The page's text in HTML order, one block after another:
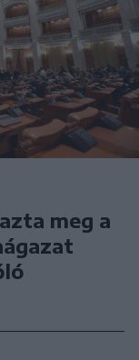
meg a